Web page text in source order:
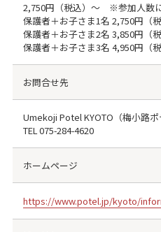
2,750円（税込）～ ※参加人数に
保護者＋お子さま1名 2,750円（税
保護者＋お子さま2名 3,850円（税
保護者＋お子さま3名 4,950円（税
お問合せ先
Umekoji Potel KYOTO（梅小路ポ
TEL 075-284-4620
ホームページ
https://www.potel.jp/kyoto/